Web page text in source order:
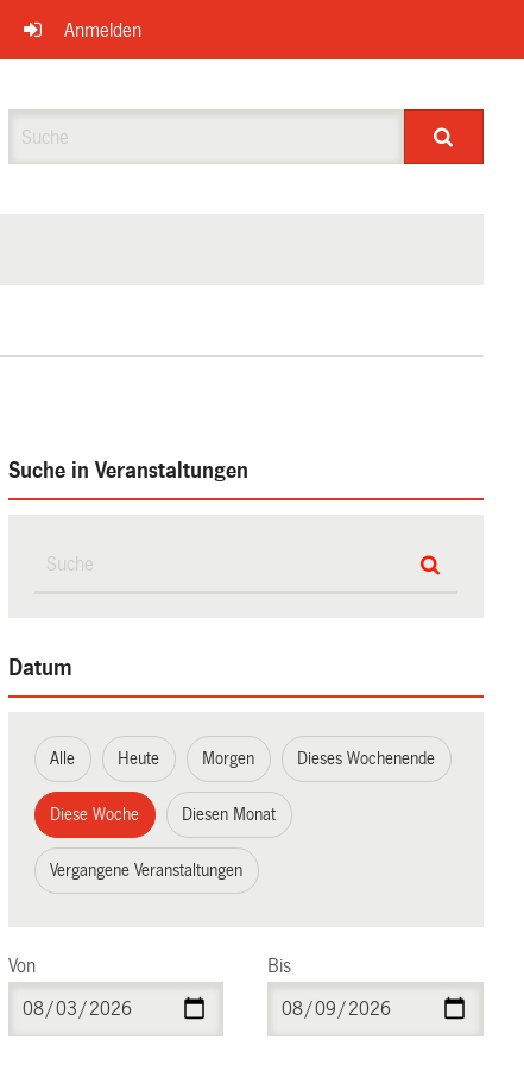
Anmelden
Suche in Veranstaltungen
Datum
Alle Heute Morgen Dieses Wochenende
Diese Woche Diesen Monat
Vergangene Veranstaltungen
Von Bis